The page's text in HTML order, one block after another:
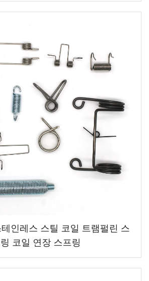
인레스 스틸 코일 트램펄린 스
코일 연장 스프링